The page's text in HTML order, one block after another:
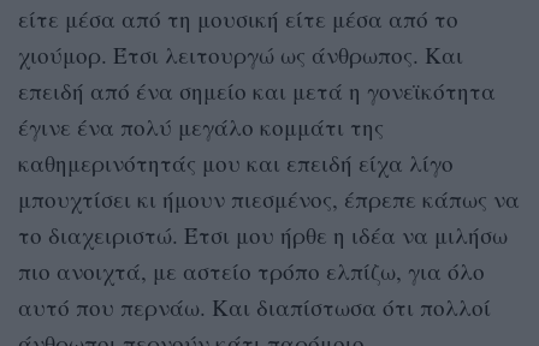
είτε μέσα από τη μουσική είτε μέσα από το
χιούμορ. Έτσι λειτουργώ ως άνθρωπος. Και
επειδή από ένα σημείο και μετά η γονεϊκότητα
έγινε ένα πολύ μεγάλο κομμάτι της
καθημερινότητάς μου και επειδή είχα λίγο
μπουχτίσει κι ήμουν πιεσμένος, έπρεπε κάπως να
το διαχειριστώ. Έτσι μου ήρθε η ιδέα να μιλήσω
πιο ανοιχτά, με αστείο τρόπο ελπίζω, για όλο
αυτό που περνάω. Και διαπίστωσα ότι πολλοί